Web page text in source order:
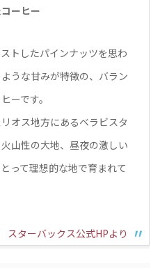
ーヒー
トしたパインナッツを思わ
うな甘みが特徴の、バラン
ーです。
オス地方にあるベラビスタ
山性の大地、昼夜の激しい
って理想的な地で育まれて
スターバックス公式HPより